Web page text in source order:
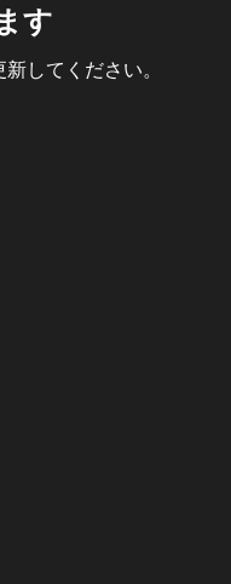
す
してください。